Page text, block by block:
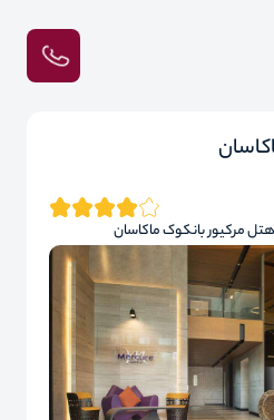
هتل مرکیور بانکوک ماکاسان